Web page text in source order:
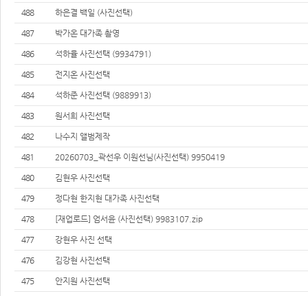
488 하은결 백일 (사진선택)
487 박가온 대가족 촬영
486 석하율 사진선택 (9934791)
485 전지온 사진선택
484 석하준 사진선택 (9889913)
483 원서희 사진선택
482 나수지 앨범제작
481 20260703_곽선우 이원선님(사진선택) 9950419
480 김현우 사진선택
479 정다현 한지현 대가족 사진선택
478 [재업로드] 엄서윤 (사진선택) 9983107.zip
477 강현우 사진 선택
476 김강현 사진선택
475 안지원 사진선택